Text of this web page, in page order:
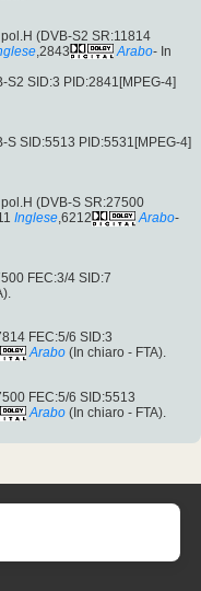
(DVB-S2 SR:11814
,2843 Arabo- In
S2 SID:3 PID:2841[MPEG-4]
S SID:5513 PID:5531[MPEG-4]
(DVB-S SR:27500
Inglese,6212 Arabo-
FEC:3/4 SID:7
FEC:5/6 SID:3
Arabo (In chiaro - FTA).
FEC:5/6 SID:5513
Arabo (In chiaro - FTA).